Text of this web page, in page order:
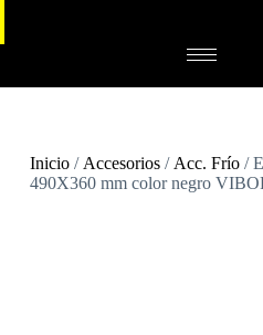
Inicio/ Accesorios/ Acc. Frío/
490X360 mm color negro